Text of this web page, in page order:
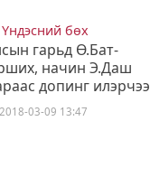
Үндэсний бөх
гарьд Ө.Бат-
начин Э.Даш
допинг илэрчээ
2018-03-09 13:47